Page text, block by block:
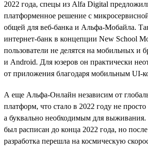
2022 года, спецы из Alfa Digital
платформенное решение с
общей для веб-банка и Альфа-Мобайла.
интернет-банк в концепции New School
пользователи не делятся на мобильных и
и Android. Для юзеров он практически
от приложения благодаря мобильным UI-
А еще Альфа-Онлайн независим от
платформ, что стало в 2022 году не
а буквально необходимым для выживания.
был расписан до конца 2022 года, но
разработка перешла на космическую